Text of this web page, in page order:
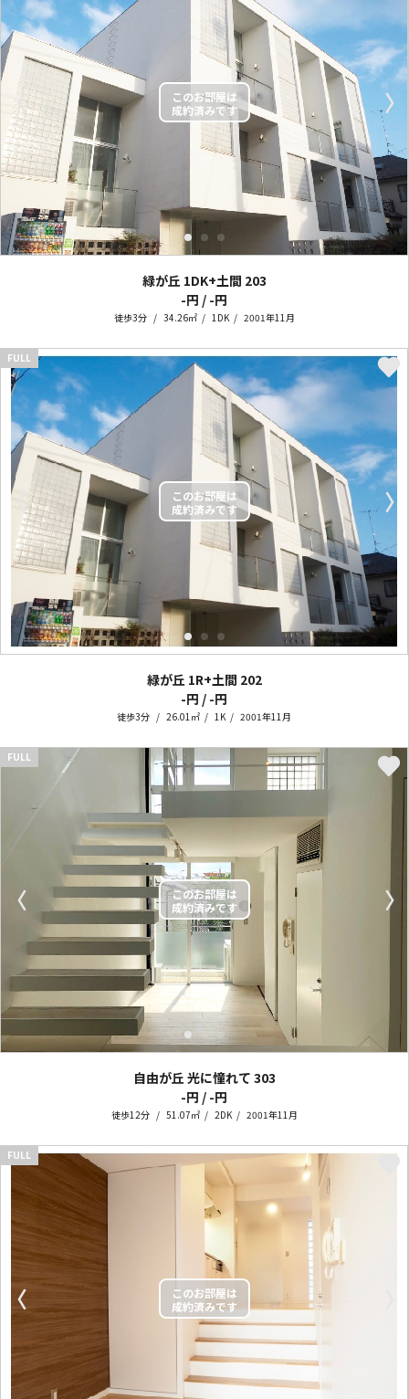
〈 〉
緑が丘 1DK+土間 203
-円 / -円
徒歩3分 34.26㎡ 1DK 2001年11月
〈 〉
FULL
緑が丘 1R+土間 202
-円 / -円
徒歩3分 26.01㎡ 1K 2001年11月
〈 〉
FULL
自由が丘 光に憧れて 303
-円 / -円
徒歩12分 51.07㎡ 2DK 2001年11月
〈
FULL